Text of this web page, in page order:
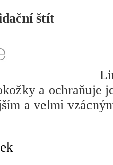
štít
a ochraňuje
a velmi